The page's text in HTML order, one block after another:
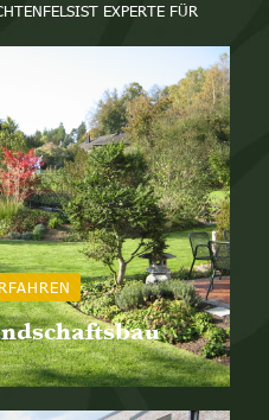
EXPERTE FÜR